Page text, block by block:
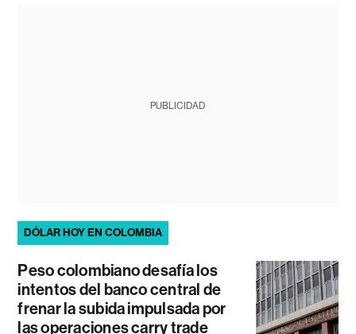
PUBLICIDAD
DÓLAR HOY EN COLOMBIA
Peso colombiano desafía los
intentos del banco central de
frenar la subida impulsada por
las operaciones carry trade